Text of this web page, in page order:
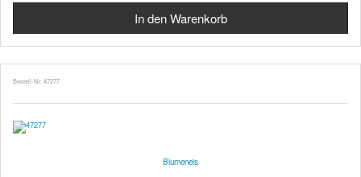
Bestell-Nr. 47277
Blumeneis